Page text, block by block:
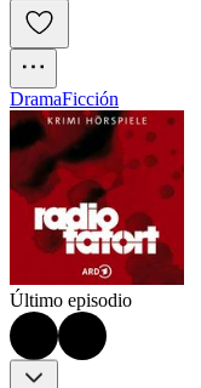
DramaFicción
Último episodio